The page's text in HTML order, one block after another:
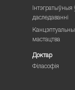
даследаванні
мастацтва
Доктар
Філасофія